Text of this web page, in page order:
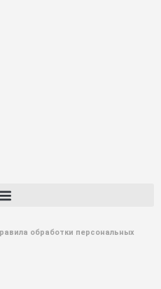
обработки персональных